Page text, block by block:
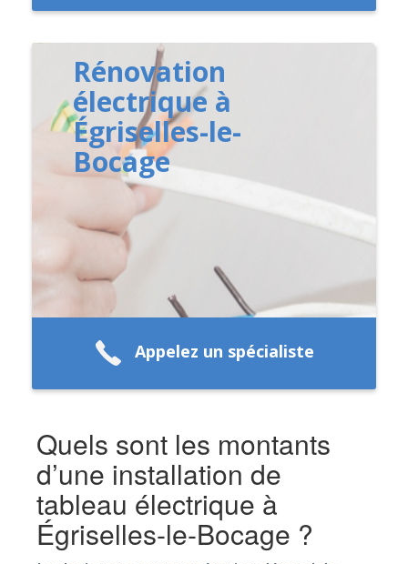
Rénovation
électrique à
Égriselles-le-
Bocage
Appelez un spécialiste
Quels sont les montants
d’une installation de
tableau électrique à
Égriselles-le-Bocage ?